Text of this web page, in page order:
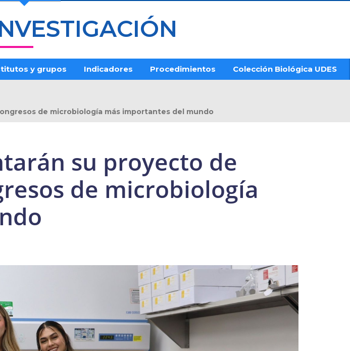
y grupos Indicadores Procedimientos Colección Biológica UDES
de microbiología más importantes del mundo
su proyecto de
de microbiología